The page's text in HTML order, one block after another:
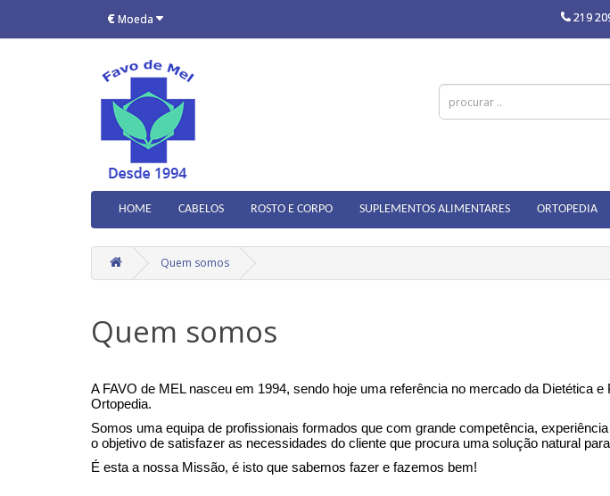
€Moeda 219
HOME CABELOS ROSTO E CORPO SUPLEMENTOS ALIMENTARES ORTOPEDIA
Quem somos
Quem somos
A FAVO de MEL nasceu em 1994, sendo hoje uma referência no mercado da
Ortopedia.
Somos uma equipa de profissionais formados que com grande competência,
o objetivo de satisfazer as necessidades do cliente que procura uma solução natural
É esta a nossa Missão, é isto que sabemos fazer e fazemos bem!